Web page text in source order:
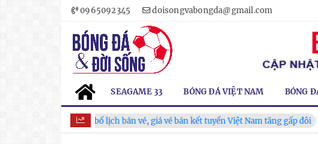
0965092345 doisongvabongda@gmail.com
SEAGAME 33 BÓNG ĐÁ VIỆT NAM BÓNG
VFF công bố lịch bán vé, giá vé bán kết tuyển Việt Nam tăng gấp đôi